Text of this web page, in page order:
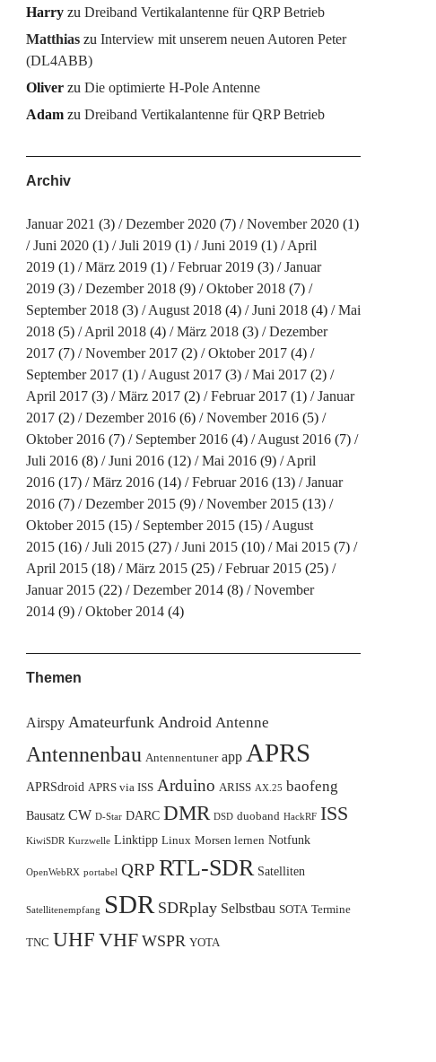
Harryzu Dreiband Vertikalantenne für QRP Betrieb
Matthiaszu Interview mit unserem neuen Autoren Peter
(DL4ABB)
Oliverzu Die optimierte H-Pole Antenne
Adamzu Dreiband Vertikalantenne für QRP Betrieb
Archiv
Januar 2021 (3) Dezember 2020(7) November 2020(1)
Juni 2020(1) Juli 2019(1) Juni 2019(1)
April
2019(1) März 2019(1) Februar 2019(3)
Januar
2019(3) Dezember 2018(9) Oktober 2018(7)
September 2018(3) August 2018(4) Juni 2018(4)
Mai
2018(5) April 2018(4) März 2018(3)
Dezember
2017(7) November 2017(2) Oktober 2017(4)
September 2017(1) August 2017(3) Mai 2017(2)
April 2017(3) März 2017(2) Februar 2017(1)
Januar
2017(2) Dezember 2016(6) November 2016(5)
Oktober 2016(7) September 2016(4) August 2016(7)
Juli 2016(8) Juni 2016(12) Mai 2016(9)
April
2016(17) März 2016(14) Februar 2016(13)
Januar
2016(7) Dezember 2015(9) November 2015(13)
Oktober 2015(15) September 2015(15)
August
2015(16) Juli 2015(27) Juni 2015(10) Mai 2015(7)
April 2015(18) März 2015(25) Februar 2015(25)
Januar 2015(22) Dezember 2014(8)
November
2014(9) Oktober 2014(4)
Themen
Airspy Amateurfunk Android Antenne
Antennenbau Antennentuner app APRS
APRSdroid APRS via ISS Arduino ARISS AX.25 baofeng
Bausatz CW D-Star DARC DMR DSD duoband HackRF ISS
KiwiSDR Kurzwelle Linktipp Linux Morsen lernen Notfunk
OpenWebRX portabel QRP RTL-SDR Satelliten
Satellitenempfang SDR SDRplay Selbstbau SOTA Termine
TNC UHF VHF WSPR YOTA